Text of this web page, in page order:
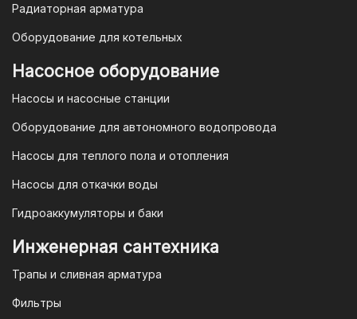
магазине "TIM-com Россия" Вы можете
быть уверены в том, что мы действуем
в рамках действующего
Законодательства Российской
Федерации и Ваши права, как
отопительной техники (котлы, газовые
монтажа, необходимо вызывать
специалиста из
Радиаторная арматура
Оборудование для котельных
Насосное оборудование
Насосы и насосные станции
Оборудование для автономного водопровода
Насосы для теплого пола и отопления
Насосы для откачки воды
Гидроаккумуляторы и баки
Инженерная сантехника
Трапы и сливная арматура
Фильтры